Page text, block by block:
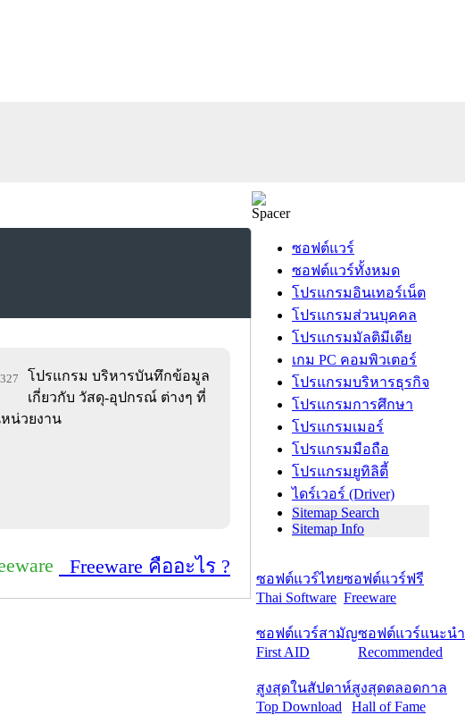
โปรแกรม บริหารบันทึกข้อมูล
เกี่ยวกับ วัสดุ-อุปกรณ์ ต่างๆ ที่
หน่วยงาน
Freeware คืออะไร ?
ซอฟต์แวร์
ซอฟต์แวร์ทั้งหมด
โปรแกรมอินเทอร์เน็ต
โปรแกรมส่วนบุคคล
โปรแกรมมัลติมีเดีย
เกม PC คอมพิวเตอร์
โปรแกรมบริหารธุรกิจ
โปรแกรมการศึกษา
โปรแกรมเมอร์
โปรแกรมมือถือ
โปรแกรมยูทิลิตี้
ไดร์เวอร์ (Driver)
Sitemap Search
Sitemap Info
ซอฟต์แวร์ไทย
Thai Software
ซอฟต์แวร์ฟรี
Freeware
ซอฟต์แวร์สามัญ
First AID
ซอฟต์แวร์แนะนำ
Recommended
สูงสุดในสัปดาห์
Top Download
สูงสุดตลอดกาล
Hall of Fame